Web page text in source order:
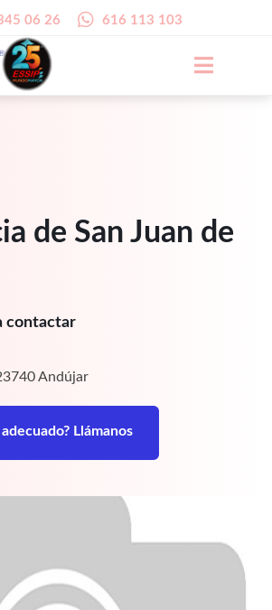
06 26 616 113 103
de San Juan de
contactar
Andújar
Llámanos